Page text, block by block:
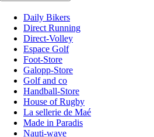
Daily Bikers
Direct Running
Direct-Volley
Espace Golf
Foot-Store
Galopp-Store
Golf and co
Handball-Store
House of Rugby
La sellerie de Maé
Made in Paradis
Nauti-wave